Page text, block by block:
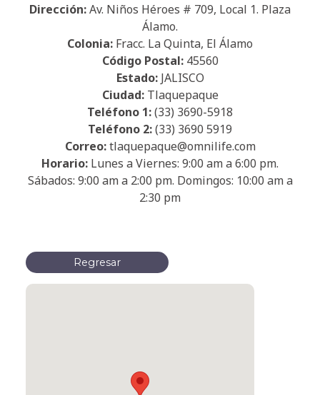
Dirección:Av. Niños Héroes # 709, Local 1. Plaza
Álamo.
Colonia: Fracc. La Quinta, El Álamo
Código Postal:45560
Estado:JALISCO
Ciudad:Tlaquepaque
Teléfono 1:(33) 3690-5918
Teléfono 2:(33) 3690 5919
Correo:tlaquepaque@omnilife.com
Horario: Lunes a Viernes: 9:00 am a 6:00 pm.
Sábados: 9:00 am a 2:00 pm. Domingos: 10:00 am a
2:30 pm
Regresar